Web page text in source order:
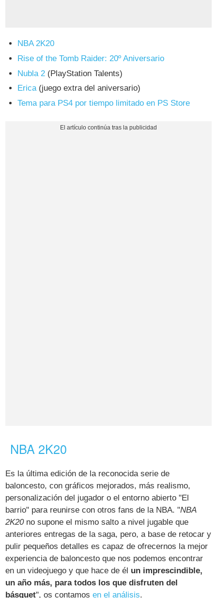
NBA 2K20
Rise of the Tomb Raider: 20º Aniversario
Nubla 2 (PlayStation Talents)
Erica(juego extra del aniversario)
Tema para PS4 por tiempo limitado en PS Store
NBA 2K20
Es la última edición de la reconocida serie de
baloncesto, con gráficos mejorados, más realismo,
personalización del jugador o el entorno abierto "El
barrio" para reunirse con otros fans de la NBA. "NBA
2K20no supone el mismo salto a nivel jugable que
anteriores entregas de la saga, pero, a base de retocar y
pulir pequeños detalles es capaz de ofrecernos la mejor
experiencia de baloncesto que nos podemos encontrar
en un videojuego y que hace de él un imprescindible,
un año más, para todos los que disfruten del
básquet", os contamosen el análisis.